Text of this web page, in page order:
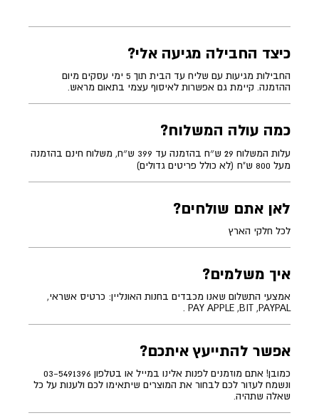
כיצד החבילה מגיעה אלי?
החבילות מגיעות עם שליח עד הבית תוך 5 ימי עסקים מיום
ההזמנה. קיימת גם אפשרות לאיסוף עצמי בתאום מראש.
כמה עולה המשלוח?
עלות המשלוח 29 ש״ח בהזמנה עד 399 ש״ח, משלוח חינם בהזמנה
מעל 800 ש"ח (לא כולל פריטים גדולים)
לאן אתם שולחים?
לכל חלקי הארץ
איך משלמים?
אמצעי התשלום שאנו מכבדים בחנות האונליין: כרטיס אשראי,
PAY APPLE ,BIT ,PAYPAL .
אפשר להתייעץ איתכם?
כמובן! אתם מוזמנים לפנות אלינו במייל או בטלפון 03-5491396
ונשמח לעזור לכם לבחור את המוצרים שיתאימו לכם ולענות על כל
שאלה שתהיה.